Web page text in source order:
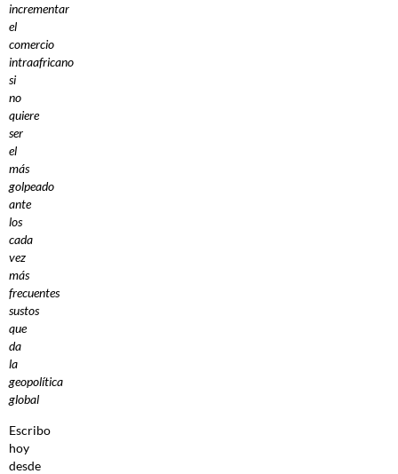
incrementar
el
comercio
intraafricano
si
no
quiere
ser
el
más
golpeado
ante
los
cada
vez
más
frecuentes
sustos
que
da
la
geopolítica
global
Escribo
hoy
desde